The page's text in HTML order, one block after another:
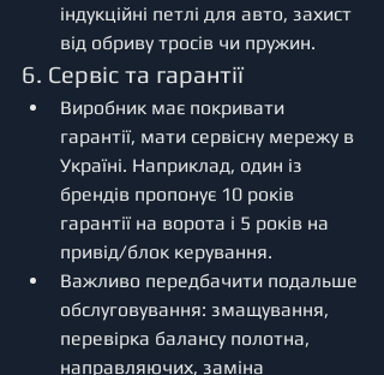
індукційні петлі для авто, захист
від обриву тросів чи пружин.
6. Сервіс та гарантії
Виробник має покривати
гарантії, мати сервісну мережу в
Україні. Наприклад, один із
брендів пропонує 10 років
гарантії на ворота і 5 років на
привід/блок керування.
Важливо передбачити подальше
обслуговування: змащування,
перевірка балансу полотна,
направляючих, заміна